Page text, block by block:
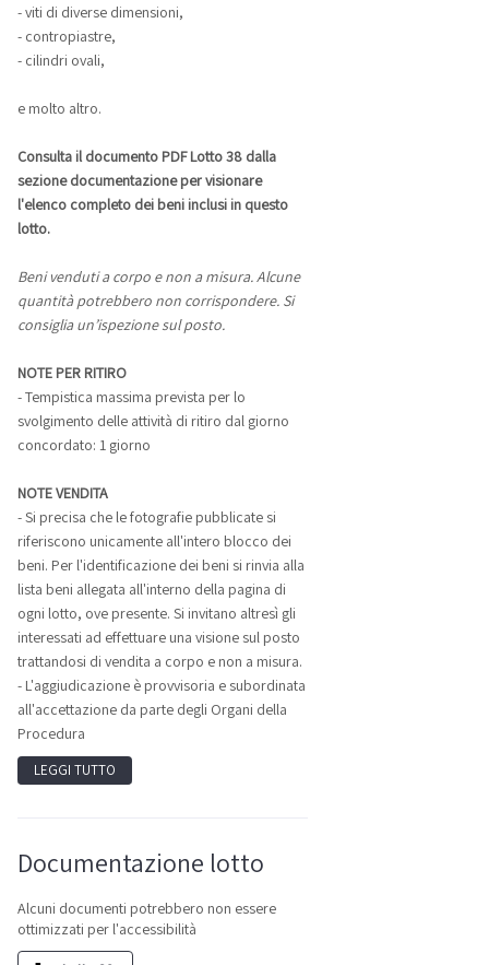
- viti di diverse dimensioni,
- contropiastre,
- cilindri ovali,
e molto altro.
Consulta il documento PDF Lotto 38 dalla
sezione documentazione per visionare
l'elenco completo dei beni inclusi in questo
lotto.
Beni venduti a corpo e non a misura. Alcune
quantità potrebbero non corrispondere. Si
consiglia un’ispezione sul posto.
NOTE PER RITIRO
- Tempistica massima prevista per lo
svolgimento delle attività di ritiro dal giorno
concordato: 1 giorno
NOTE VENDITA
- Si precisa che le fotografie pubblicate si
riferiscono unicamente all'intero blocco dei
beni. Per l'identificazione dei beni si rinvia alla
lista beni allegata all'interno della pagina di
ogni lotto, ove presente. Si invitano altresì gli
interessati ad effettuare una visione sul posto
trattandosi di vendita a corpo e non a misura.
- L'aggiudicazione è provvisoria e subordinata
all'accettazione da parte degli Organi della
Procedura
LEGGI TUTTO
Documentazione lotto
Alcuni documenti potrebbero non essere
ottimizzati per l'accessibilità